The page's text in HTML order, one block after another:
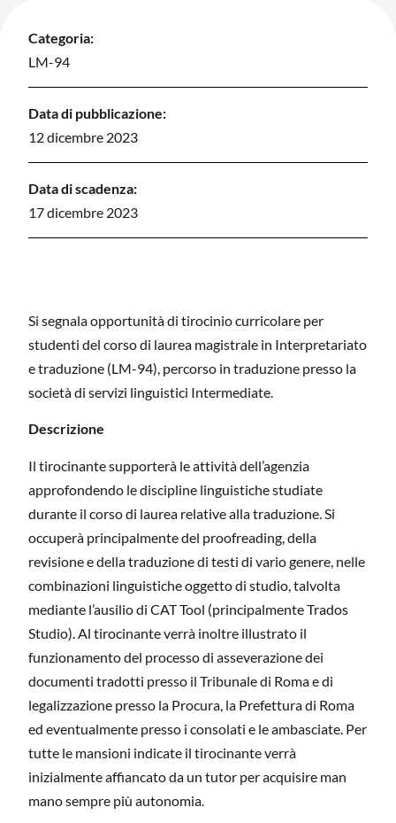
Categoria:
LM-94
Data di pubblicazione:
12 dicembre 2023
Data di scadenza:
17 dicembre 2023
Si segnala opportunità di tirocinio curricolare per
studenti del corso di laurea magistrale in Interpretariato
e traduzione (LM-94), percorso in traduzione presso la
società di servizi linguistici Intermediate.
Descrizione
Il tirocinante supporterà le attività dell’agenzia
approfondendo le discipline linguistiche studiate
durante il corso di laurea relative alla traduzione. Si
occuperà principalmente del proofreading, della
revisione e della traduzione di testi di vario genere, nelle
combinazioni linguistiche oggetto di studio, talvolta
mediante l’ausilio di CAT Tool (principalmente Trados
Studio). Al tirocinante verrà inoltre illustrato il
funzionamento del processo di asseverazione dei
documenti tradotti presso il Tribunale di Roma e di
legalizzazione presso la Procura, la Prefettura di Roma
ed eventualmente presso i consolati e le ambasciate. Per
tutte le mansioni indicate il tirocinante verrà
inizialmente affiancato da un tutor per acquisire man
mano sempre più autonomia.